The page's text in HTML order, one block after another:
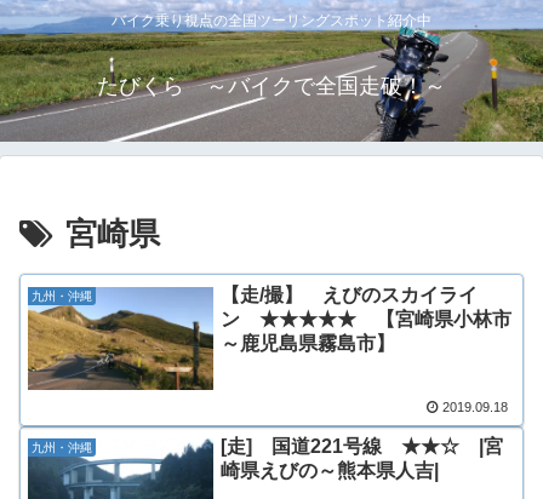
バイク乗り視点の全国ツーリングスポット紹介中
たびくら ～バイクで全国走破！～
宮崎県
九州・沖縄
【走/撮】 えびのスカイライ
ン ★★★★★ 【宮崎県小林市
～鹿児島県霧島市】
2019.09.18
九州・沖縄
[走] 国道221号線 ★★☆ |宮
崎県えびの～熊本県人吉|